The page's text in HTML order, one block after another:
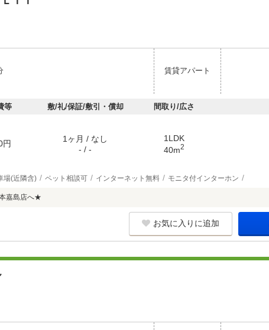
賃貸アパート
等 敷/礼/保証/敷引・償却 間取り/広さ
円
1ヶ月 / なし
- / -
1LDK
40m2
場(近隣含) ペット相談可 インターネット無料 モニタ付インターホン
嘉島店へ★
お気に入りに追加